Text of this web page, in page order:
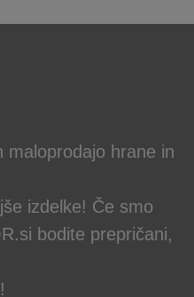
maloprodajo hrane in
izdelke! Če smo
bodite prepričani,